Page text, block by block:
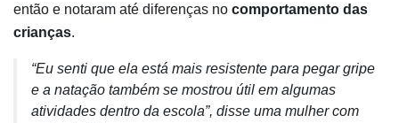
então e notaram até diferenças no comportamento das
crianças.
“Eu senti que ela está mais resistente para pegar gripe
e a natação também se mostrou útil em algumas
atividades dentro da escola”, disse uma mulher com